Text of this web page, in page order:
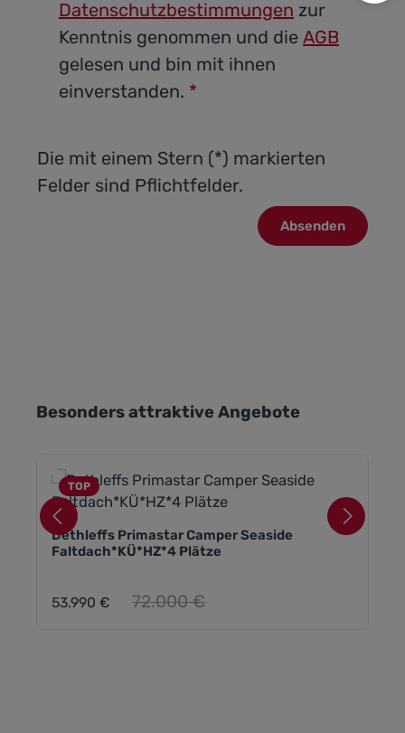
Datenschutzbestimmungen zur
Kenntnis genommen und die AGB
gelesen und bin mit ihnen
einverstanden. *
Die mit einem Stern (*) markierten
Felder sind Pflichtfelder.
Absenden
Produktgalerie überspringen
Besonders attraktive Angebote
TOP
Dethleffs Primastar Camper Seaside
Faltdach*KÜ*HZ*4 Plätze
Regulärer Preis:
53.990 € 72.000 €